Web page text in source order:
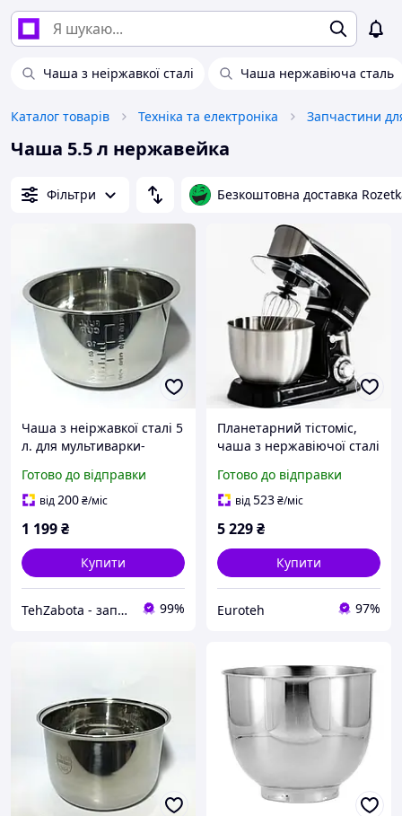
Чаша з неіржавкої сталі Чаша нержавіюча сталь
Каталог товарів Техніка та електроніка
Чаша 5.5 л нержавейка
Фільтри Безкоштовна доставка
Чаша з неіржавкої сталі 5
л. для мультиварки-
HD2173/03, HD2133/40
Готово до відправки
від200₴/міс
1 199₴
Купити
TehZabota - запчастини та аксесуари до побутової техніки 99%
Планетарний тістоміс,
чаша з нержавіючої сталі
(1900 Вт, 6.5 л чаша, 6
швидкостей)
Готово до відправки
від523₴/міс
5 229₴
Купити
Euroteh 97%